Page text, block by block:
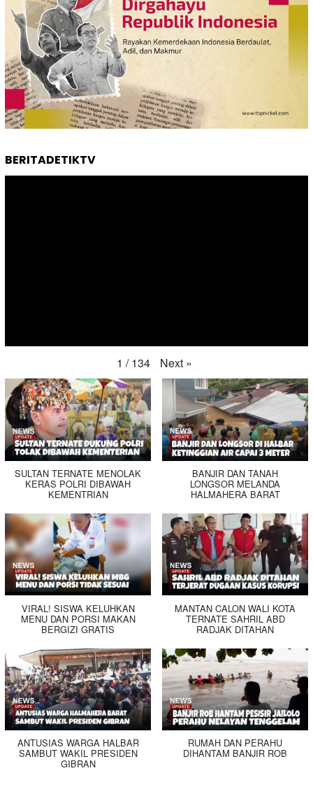
BERITADETIKTV
1 / 134 Next »
SULTAN TERNATE MENOLAK
KERAS POLRI DIBAWAH
KEMENTRIAN
BANJIR DAN TANAH
LONGSOR MELANDA
HALMAHERA BARAT
VIRAL! SISWA KELUHKAN
MENU DAN PORSI MAKAN
BERGIZI GRATIS
MANTAN CALON WALI KOTA
TERNATE SAHRIL ABD
RADJAK DITAHAN
ANTUSIAS WARGA HALBAR
SAMBUT WAKIL PRESIDEN
GIBRAN
RUMAH DAN PERAHU
DIHANTAM BANJIR ROB